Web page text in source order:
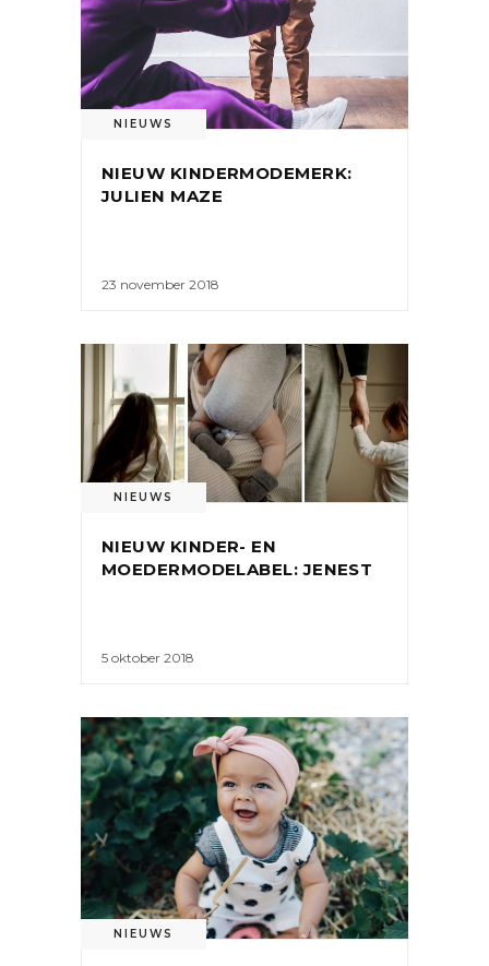
NIEUWS
NIEUW KINDERMODEMERK:
JULIEN MAZE
23 november 2018
NIEUWS
NIEUW KINDER- EN
MOEDERMODELABEL: JENEST
5 oktober 2018
NIEUWS